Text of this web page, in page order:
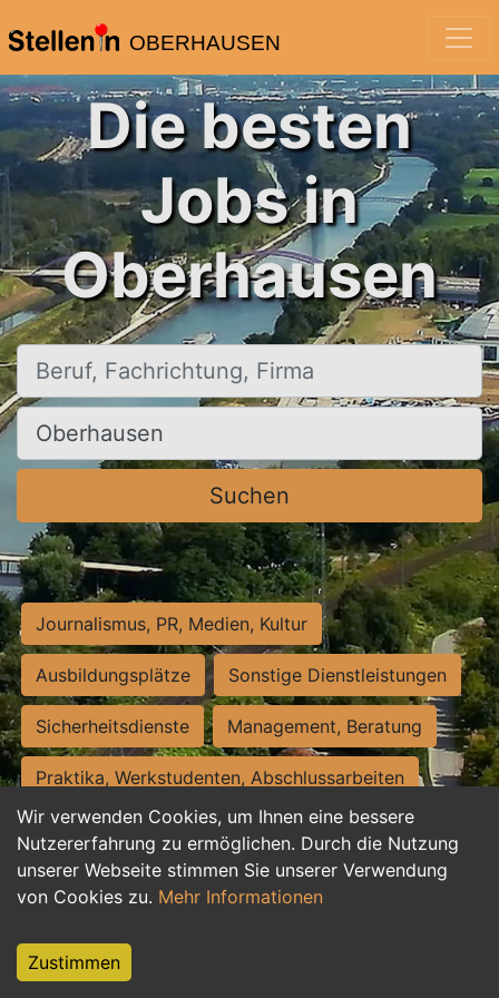
OBERHAUSEN
Wir verwenden Cookies, um Ihnen eine bessere
Nutzererfahrung zu ermöglichen. Durch die Nutzung
unserer Webseite stimmen Sie unserer Verwendung
von Cookies zu. Mehr Informationen
Zustimmen
Die besten
Jobs in
Oberhausen
Beruf, Fachrichtung, Firma
Ort, Stadt
Suchen
Journalismus, PR, Medien, Kultur
Ausbildungsplätze Sonstige Dienstleistungen
Sicherheitsdienste Management, Beratung
Praktika, Werkstudenten, Abschlussarbeiten
Personalwesen Assistenz, Sekretariat
Hilfskräfte, Aushilfs- und Nebenjobs
Weiterbildung, Studium, duale Ausbildung